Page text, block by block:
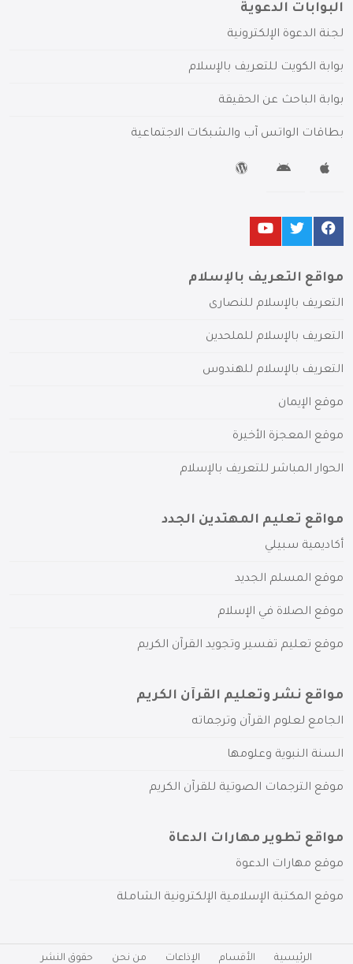
البوابات الدعوية
لجنة الدعوة الإلكترونية
بوابة الكويت للتعريف بالإسلام
بوابة الباحث عن الحقيقة
بطاقات الواتس آب والشبكات الاجتماعية
مواقع التعريف بالإسلام
التعريف بالإسلام للنصارى
التعريف بالإسلام للملحدين
التعريف بالإسلام للهندوس
موقع الإيمان
موقع المعجزة الأخيرة
الحوار المباشر للتعريف بالإسلام
مواقع تعليم المهتدين الجدد
أكاديمية سبيلي
موقع المسلم الجديد
موقع الصلاة في الإسلام
موقع تعليم تفسير وتجويد القرآن الكريم
مواقع نشر وتعليم القرآن الكريم
الجامع لعلوم القرآن وترجماته
السنة النبوية وعلومها
موقع الترجمات الصوتية للقرآن الكريم
مواقع تطوير مهارات الدعاة
موقع مهارات الدعوة
موقع المكتبة الإسلامية الإلكترونية الشاملة
الرئيسية الأقسام الإذاعات من نحن حقوق النشر